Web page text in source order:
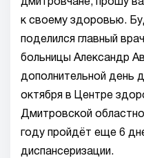
дмитровчане, прошу
к своему здоровью.
поделился главный
больницы Александр
дополнительной день
октября в Центре
Дмитровской
году пройдёт еще 6
диспансеризации.